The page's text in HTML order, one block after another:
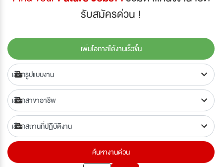
รับสมัครด่วน !
เพิ่มโอกาสได้งานเร็วขึ้น
ค้นหางานด่วน